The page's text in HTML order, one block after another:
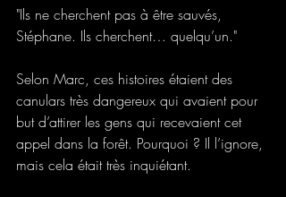
"Ils ne cherchent pas à être sauvés,
Stéphane. Ils cherchent… quelqu’un."
Selon Marc, ces histoires étaient des
canulars très dangereux qui avaient pour
but d’attirer les gens qui recevaient cet
appel dans la forêt. Pourquoi ? Il l’ignore,
mais cela était très inquiétant.